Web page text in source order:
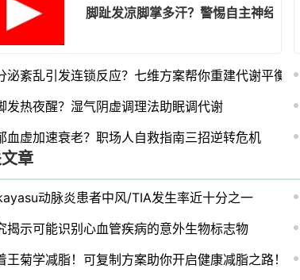
脚趾发凉脚掌多汗？警惕自主神经失
泌紊乱引发连锁反应？七维方案帮你重建代谢平衡
发热夜醒？湿气阴虚调理法助眠调代谢
血虚加速衰老？职场人自救指南三招逆转危机
章
动脉炎患者中风/TIA发生率近十分之一
揭示可能识别心血管疾病的意外生物标志物
王菊学减脂！可复制方案助你开启健康减脂之路！